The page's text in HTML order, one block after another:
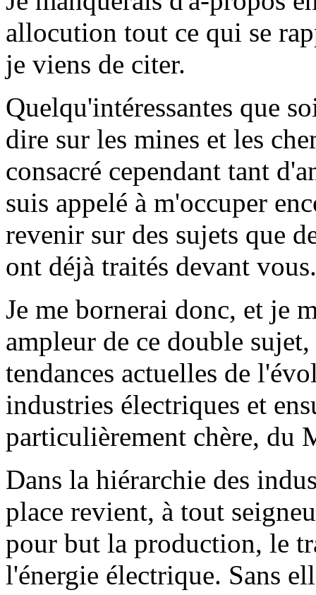
allocution tout ce qui se
je viens de citer.
Quelqu'intéressantes que
dire sur les mines et les
consacré cependant tant
suis appelé à m'occuper
revenir sur des sujets que
ont déjà traités devant vous.
Je me bornerai donc, et je
ampleur de ce double
tendances actuelles de
industries électriques et
particulièrement chère, du
Dans la hiérarchie des
place revient, à tout
pour but la production, le
l'énergie électrique. Sans